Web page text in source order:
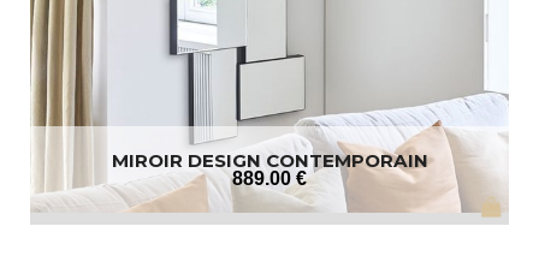
MIROIR DESIGN CONTEMPORAIN
889.00 €